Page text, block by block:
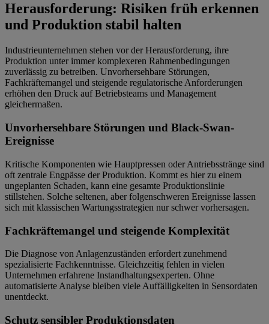
Herausforderung: Risiken früh erkennen
und Produktion stabil halten
Industrieunternehmen stehen vor der Herausforderung, ihre
Produktion unter immer komplexeren Rahmenbedingungen
zuverlässig zu betreiben. Unvorhersehbare Störungen,
Fachkräftemangel und steigende regulatorische Anforderungen
erhöhen den Druck auf Betriebsteams und Management
gleichermaßen.
Unvorhersehbare Störungen und Black-Swan-
Ereignisse
Kritische Komponenten wie Hauptpressen oder Antriebsstränge sind
oft zentrale Engpässe der Produktion. Kommt es hier zu einem
ungeplanten Schaden, kann eine gesamte Produktionslinie
stillstehen. Solche seltenen, aber folgenschweren Ereignisse lassen
sich mit klassischen Wartungsstrategien nur schwer vorhersagen.
Fachkräftemangel und steigende Komplexität
Die Diagnose von Anlagenzuständen erfordert zunehmend
spezialisierte Fachkenntnisse. Gleichzeitig fehlen in vielen
Unternehmen erfahrene Instandhaltungsexperten. Ohne
automatisierte Analyse bleiben viele Auffälligkeiten in Sensordaten
unentdeckt.
Schutz sensibler Produktionsdaten